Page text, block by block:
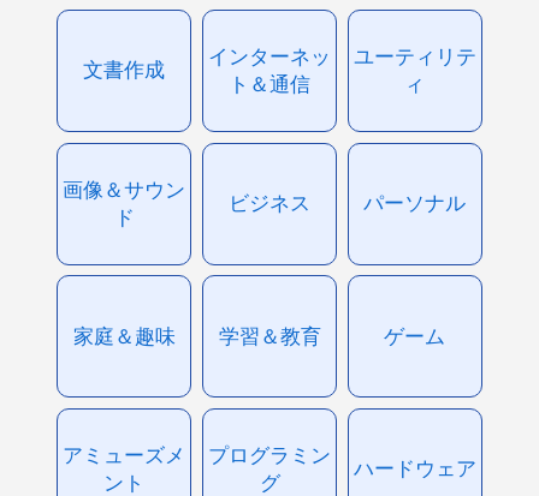
文書作成
インターネッ
ト＆通信
ユーティリテ
ィ
画像＆サウン
ド
ビジネス パーソナル
家庭＆趣味 学習＆教育 ゲーム
アミューズメ
ント
プログラミン
グ
ハードウェア